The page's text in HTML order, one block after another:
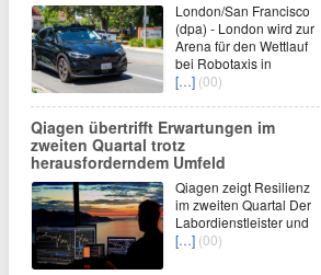
London/San Francisco
(dpa) - London wird zur
Arena für den Wettlauf
bei Robotaxis in
[…] (00)
Qiagen übertrifft Erwartungen im
zweiten Quartal trotz
herausforderndem Umfeld
Qiagen zeigt Resilienz
im zweiten Quartal Der
Labordienstleister und
[…] (00)